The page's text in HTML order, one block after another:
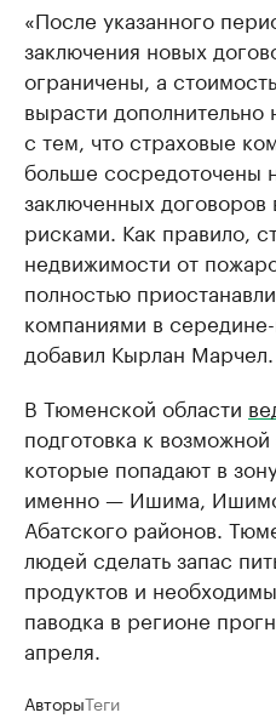
«После указанного
заключения новых
ограничены, а
вырасти
с тем, что страховые
больше сосредоточены
заключенных
рисками. Как правило,
недвижимости от
полностью
компаниями в
добавил Кырлан Марчел.
В Тюменской области
подготовка к
которые попадают в
именно — Ишима,
Абатского районов.
людей сделать запас
продуктов и
паводка в регионе
апреля.
АвторыТеги